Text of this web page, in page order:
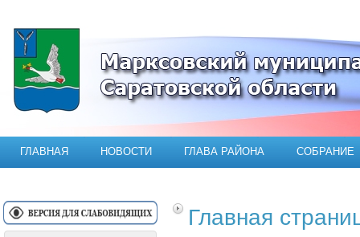
Официальный сайт Марксовского
ГЛАВНАЯ НОВОСТИ ГЛАВА РАЙОНА СОБРАНИЕ
Главная